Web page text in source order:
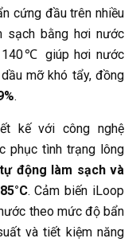
cứng đầu trên nhiều
sạch bằng hơi nước
140℃ giúp hơi nước
mỡ khó tẩy, đồng
.
kế với công nghệ
phục tình trạng lông
động làm sạch và
. Cảm biến iLoop
theo mức độ bẩn
và tiết kiệm năng